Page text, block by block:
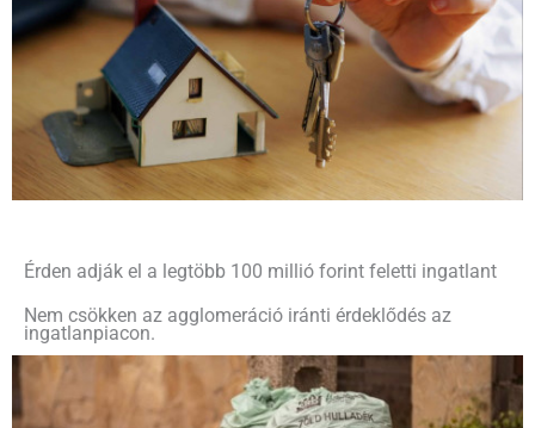
Érden adják el a legtöbb 100 millió forint feletti ingatlant
Nem csökken az agglomeráció iránti érdeklődés az
ingatlanpiacon.